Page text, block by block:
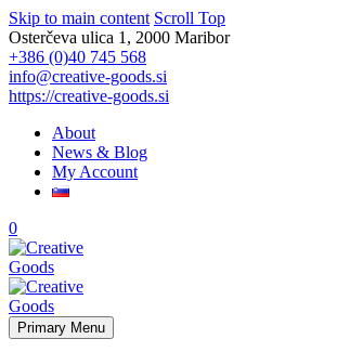
Skip to main content Scroll Top
Osterčeva ulica 1, 2000 Maribor
+386 (0)40 745 568
info@creative-goods.si
https://creative-goods.si
About
News & Blog
My Account
0
Primary Menu